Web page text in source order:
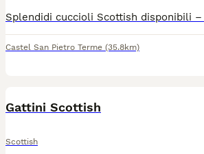
Castel San Pietro Terme (35.8km)
Gattini Scottish
Scottish